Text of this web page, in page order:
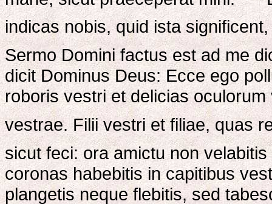
indicas nobis, quid ista
Sermo Domini factus est ad me
dicit Dominus Deus: Ecce ego
roboris vestri et delicias
vestrae. Filii vestri et filiae, quas
sicut feci: ora amictu non
coronas habebitis in capitibus
plangetis neque flebitis, sed